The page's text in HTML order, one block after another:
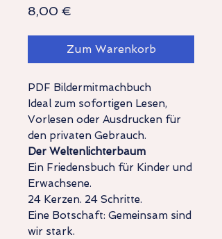
8,00 €
Zum Warenkorb
PDF Bildermitmachbuch
Ideal zum sofortigen Lesen,
Vorlesen oder Ausdrucken für
den privaten Gebrauch.
Der Weltenlichterbaum
Ein Friedensbuch für Kinder und
Erwachsene.
24 Kerzen. 24 Schritte.
Eine Botschaft: Gemeinsam sind
wir stark.